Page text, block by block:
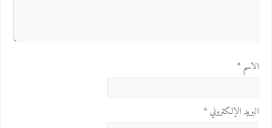
الاسم*
البريد الإلكتروني*